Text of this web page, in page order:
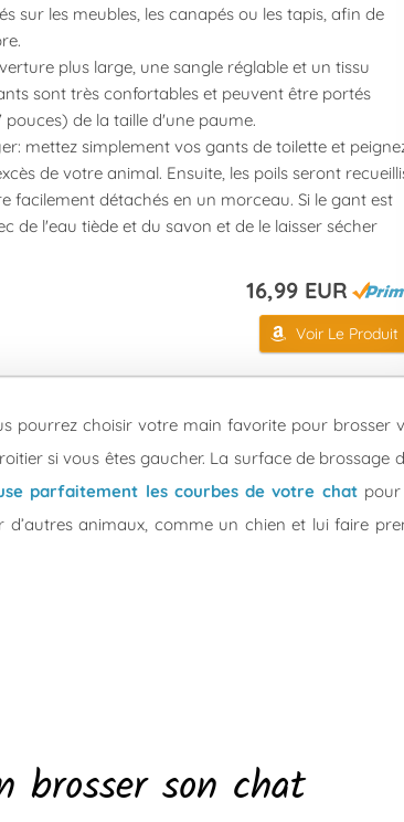
sur les meubles, les canapés ou les tapis, afin de
plus large, une sangle réglable et un tissu
sont très confortables et peuvent être portés
de la taille d'une paume.
mettez simplement vos gants de toilette et
de votre animal. Ensuite, les poils seront
facilement détachés en un morceau. Si le gant est
de l'eau tiède et du savon et de le laisser sécher
16,99 EUR
Voir Le Produit
pourrez choisir votre main favorite pour brosser
si vous êtes gaucher. La surface de brossage
parfaitement les courbes de votre chatpour
d’autres animaux, comme un chien et lui faire
brosser son chat